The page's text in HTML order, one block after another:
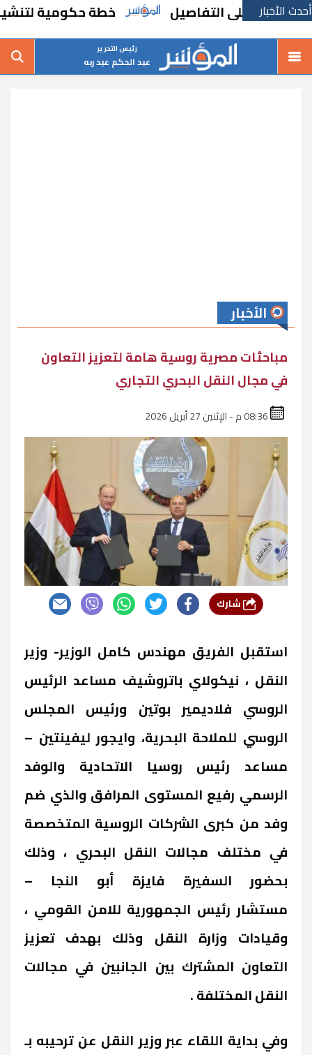
أحدث الأخبار خطة حكومية لتنشيط
رئيس التحرير
عبد الحكم عبد ربه
الأخبار
مباحثات مصرية روسية هامة لتعزيز التعاون
في مجال النقل البحري التجاري
استقبل الفريق مهندس كامل الوزير- وزير
النقل ، نيكولاي باتروشيف مساعد الرئيس
الروسي فلاديمير بوتين ورئيس المجلس
الروسي للملاحة البحرية، وايجور ليفينتين –
مساعد رئيس روسيا الاتحادية والوفد
الرسمي رفيع المستوى المرافق والذي ضم
وفد من كبرى الشركات الروسية المتخصصة
في مختلف مجالات النقل البحري ، وذلك
بحضور السفيرة فايزة أبو النجا –
مستشار رئيس الجمهورية للامن القومي ،
وقيادات وزارة النقل وذلك بهدف تعزيز
التعاون المشترك بين الجانبين في مجالات
النقل المختلفة .
وفي بداية اللقاء عبر وزير النقل عن ترحيبه بـ